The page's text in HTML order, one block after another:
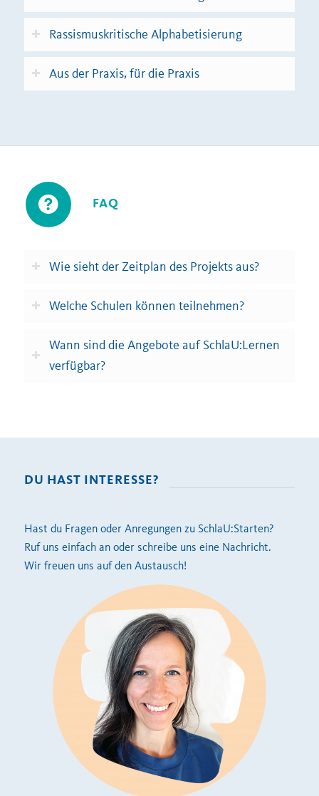
Rassismuskritische Alphabetisierung
Aus der Praxis, für die Praxis
FAQ
Wie sieht der Zeitplan des Projekts aus?
Welche Schulen können teilnehmen?
Wann sind die Angebote auf SchlaU:Lernen
verfügbar?
DU HAST INTERESSE?
Hast du Fragen oder Anregungen zu SchlaU:Starten?
Ruf uns einfach an oder schreibe uns eine Nachricht.
Wir freuen uns auf den Austausch!